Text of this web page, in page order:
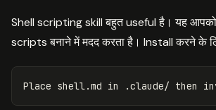
Shell scripting skill बहुत useful है। यह
scripts बनाने में मदद करता है। Install करने के
Place shell.md in .claude/ then